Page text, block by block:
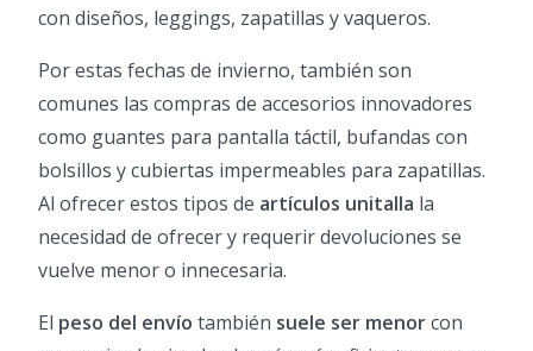
con diseños, leggings, zapatillas y vaqueros.
Por estas fechas de invierno, también son
comunes las compras de accesorios innovadores
como guantes para pantalla táctil, bufandas con
bolsillos y cubiertas impermeables para zapatillas.
Al ofrecer estos tipos de artículos unitalla la
necesidad de ofrecer y requerir devoluciones se
vuelve menor o innecesaria.
El peso del envío también suele ser menorcon